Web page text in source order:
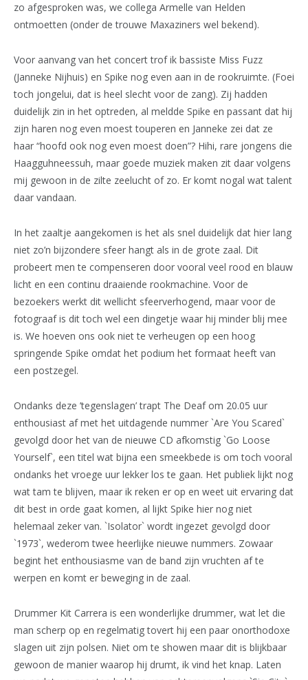
zo afgesproken was, we collega Armelle van Helden
ontmoetten (onder de trouwe Maxaziners wel bekend).
Voor aanvang van het concert trof ik bassiste Miss Fuzz
(Janneke Nijhuis) en Spike nog even aan in de rookruimte. (Foei
toch jongelui, dat is heel slecht voor de zang). Zij hadden
duidelijk zin in het optreden, al meldde Spike en passant dat hij
zijn haren nog even moest touperen en Janneke zei dat ze
haar “hoofd ook nog even moest doen”? Hihi, rare jongens die
Haagguhneessuh, maar goede muziek maken zit daar volgens
mij gewoon in de zilte zeelucht of zo. Er komt nogal wat talent
daar vandaan.
In het zaaltje aangekomen is het als snel duidelijk dat hier lang
niet zo’n bijzondere sfeer hangt als in de grote zaal. Dit
probeert men te compenseren door vooral veel rood en blauw
licht en een continu draaiende rookmachine. Voor de
bezoekers werkt dit wellicht sfeerverhogend, maar voor de
fotograaf is dit toch wel een dingetje waar hij minder blij mee
is. We hoeven ons ook niet te verheugen op een hoog
springende Spike omdat het podium het formaat heeft van
een postzegel.
Ondanks deze ’tegenslagen’ trapt The Deaf om 20.05 uur
enthousiast af met het uitdagende nummer `Are You Scared`
gevolgd door het van de nieuwe CD afkomstig `Go Loose
Yourself`, een titel wat bijna een smeekbede is om toch vooral
ondanks het vroege uur lekker los te gaan. Het publiek lijkt nog
wat tam te blijven, maar ik reken er op en weet uit ervaring dat
dit best in orde gaat komen, al lijkt Spike hier nog niet
helemaal zeker van. `Isolator` wordt ingezet gevolgd door
`1973`, wederom twee heerlijke nieuwe nummers. Zowaar
begint het enthousiasme van de band zijn vruchten af te
werpen en komt er beweging in de zaal.
Drummer Kit Carrera is een wonderlijke drummer, wat let die
man scherp op en regelmatig tovert hij een paar onorthodoxe
slagen uit zijn polsen. Niet om te showen maar dit is blijkbaar
gewoon de manier waarop hij drumt, ik vind het knap. Laten